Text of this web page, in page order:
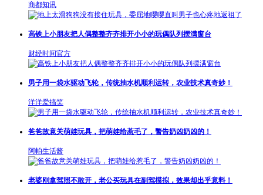
商都知讯
高铁上小朋友把人偶整整齐齐排开小小的玩偶队列摆满窗台
财经时间官方
男子用一袋水驱动飞轮，传统抽水机顺利运转，农业技术真奇妙！
洋洋爱搞笑
爸爸故意关萌娃玩具，把萌娃给惹毛了，警告奶凶奶凶的！
阿帕生活酱
老婆刚拿驾照不敢开，老公买玩具在副驾模拟，效果却出乎意料！